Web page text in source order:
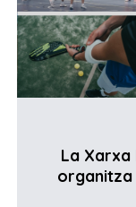
La Xarxa